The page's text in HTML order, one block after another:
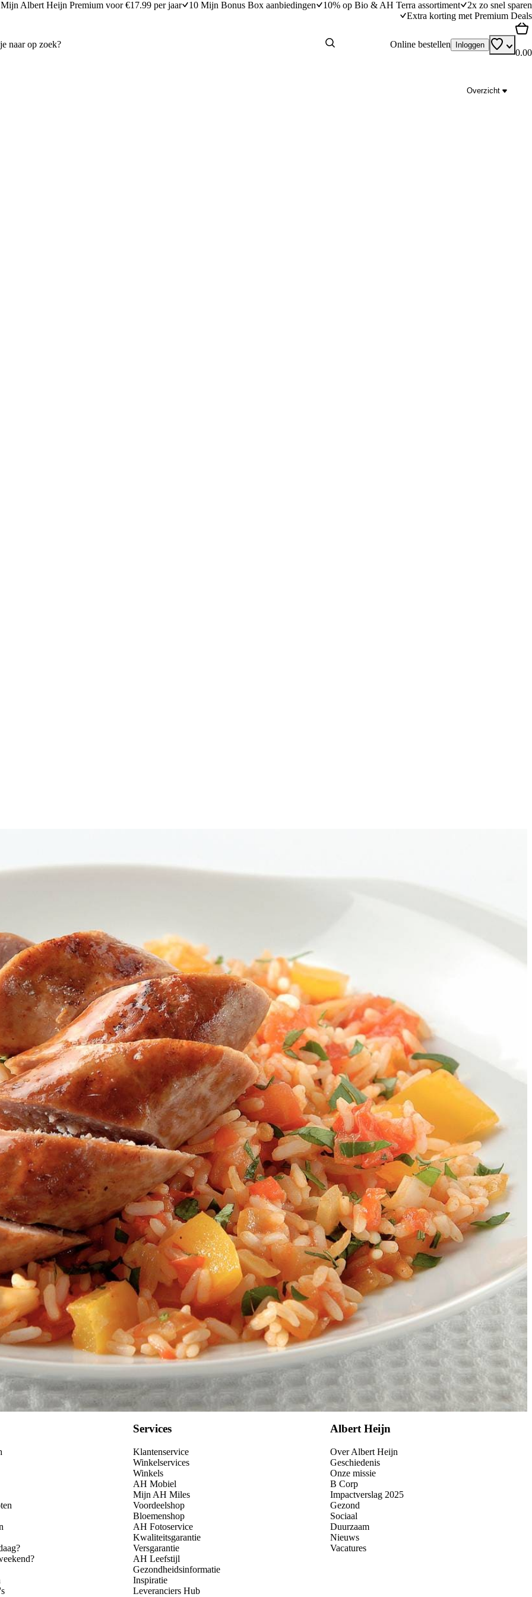
Mijn Albert Heijn Premium voor €17.99 per jaar 10 Mijn Bonus Box aanbiedingen 10% op Bio & AH Terra assortiment
2x zo snel sparen
Extra korting met Premium Deals
Online bestellen Inloggen
0.00
Overzicht
Kies producten
In diepe pan 3 el olie verhitten en hierin ui en paprika 2 min. bakken. Knoflook, paprikapoeder en sambal toevoegen en 1 min.
erdoor roeren. Zout en peper naar smaak toevoegen. Aan de kook brengen en op laag vuur in ca. 15 min. gaar laten worden.
vuur in ca. 20 min. rondom bruin en gaar bakken. Peterselie fijnsnijden en door de rijst roeren. Rijst over 4 borden verdelen. Worst in
Wat vond je van dit recept?
Services
Klantenservice
Winkelservices
Winkels
AH Mobiel
Mijn AH Miles
Voordeelshop
Bloemenshop
AH Fotoservice
Kwaliteitsgarantie
Versgarantie
AH Leefstijl
Gezondheidsinformatie
Inspiratie
Leveranciers Hub
Albert Heijn
Over Albert Heijn
Geschiedenis
Onze missie
B Corp
Impactverslag 2025
Gezond
Sociaal
Duurzaam
Nieuws
Vacatures